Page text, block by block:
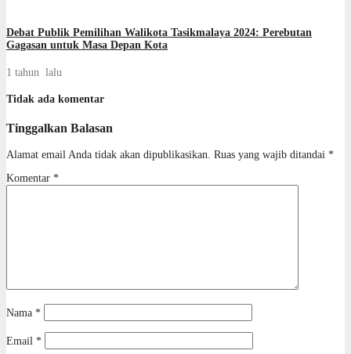
Debat Publik Pemilihan Walikota Tasikmalaya 2024: Perebutan
Gagasan untuk Masa Depan Kota
1 tahun lalu
Tidak ada komentar
Tinggalkan Balasan
Alamat email Anda tidak akan dipublikasikan. Ruas yang wajib ditandai *
Komentar *
Nama *
Email *